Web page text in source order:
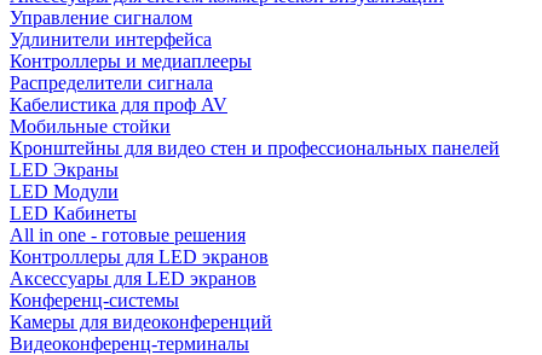
Управление сигналом
Удлинители интерфейса
Контроллеры и медиаплееры
Распределители сигнала
Кабелистика для проф AV
Мобильные стойки
Кронштейны для видео стен и профессиональных панелей
LED Экраны
LED Модули
LED Кабинеты
All in one - готовые решения
Контроллеры для LED экранов
Аксессуары для LED экранов
Конференц-системы
Камеры для видеоконференций
Видеоконференц-терминалы